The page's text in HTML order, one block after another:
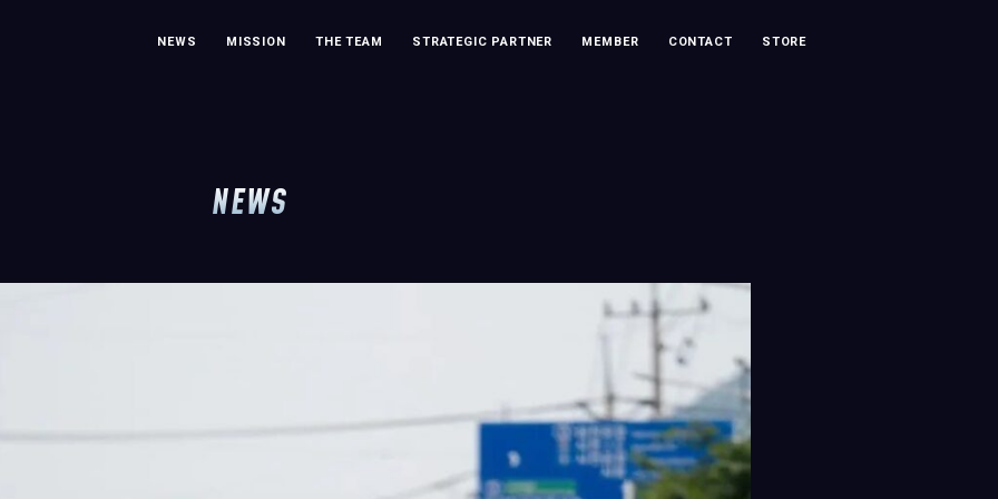
NEWS MISSION THE TEAM STRATEGIC PARTNER MEMBER CONTACT STORE
NEWS